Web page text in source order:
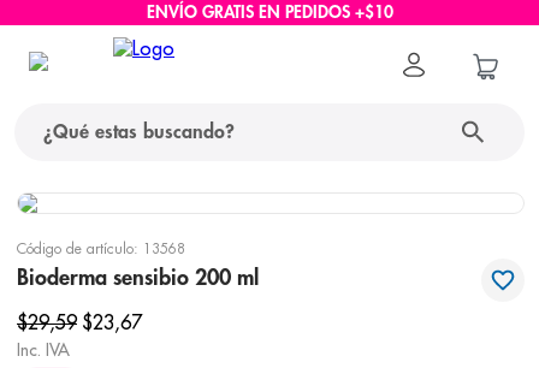
ENVÍO GRATIS EN PEDIDOS +$10
Código de artículo: 13568
Bioderma sensibio 200 ml
$29,59 $23,67
Inc. IVA
términos más buscados
1. protector solar
2. pañales
3.